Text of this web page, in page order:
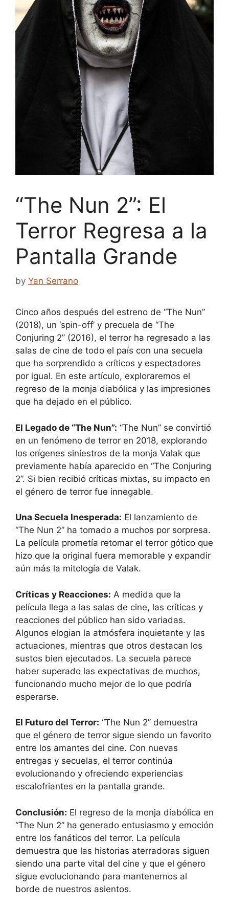
“The Nun 2”: El
Terror Regresa a la
Pantalla Grande
by Yan Serrano
Cinco años después del estreno de “The Nun”
(2018), un ‘spin-off’ y precuela de “The
Conjuring 2” (2016), el terror ha regresado a las
salas de cine de todo el país con una secuela
que ha sorprendido a críticos y espectadores
por igual. En este artículo, exploraremos el
regreso de la monja diabólica y las impresiones
que ha dejado en el público.
El Legado de “The Nun”: “The Nun” se convirtió
en un fenómeno de terror en 2018, explorando
los orígenes siniestros de la monja Valak que
previamente había aparecido en “The Conjuring
2”. Si bien recibió críticas mixtas, su impacto en
el género de terror fue innegable.
Una Secuela Inesperada: El lanzamiento de
“The Nun 2” ha tomado a muchos por sorpresa.
La película prometía retomar el terror gótico que
hizo que la original fuera memorable y expandir
aún más la mitología de Valak.
Críticas y Reacciones: A medida que la
película llega a las salas de cine, las críticas y
reacciones del público han sido variadas.
Algunos elogian la atmósfera inquietante y las
actuaciones, mientras que otros destacan los
sustos bien ejecutados. La secuela parece
haber superado las expectativas de muchos,
funcionando mucho mejor de lo que podría
esperarse.
El Futuro del Terror: “The Nun 2” demuestra
que el género de terror sigue siendo un favorito
entre los amantes del cine. Con nuevas
entregas y secuelas, el terror continúa
evolucionando y ofreciendo experiencias
escalofriantes en la pantalla grande.
Conclusión: El regreso de la monja diabólica en
“The Nun 2” ha generado entusiasmo y emoción
entre los fanáticos del terror. La película
demuestra que las historias aterradoras siguen
siendo una parte vital del cine y que el género
sigue evolucionando para mantenernos al
borde de nuestros asientos.